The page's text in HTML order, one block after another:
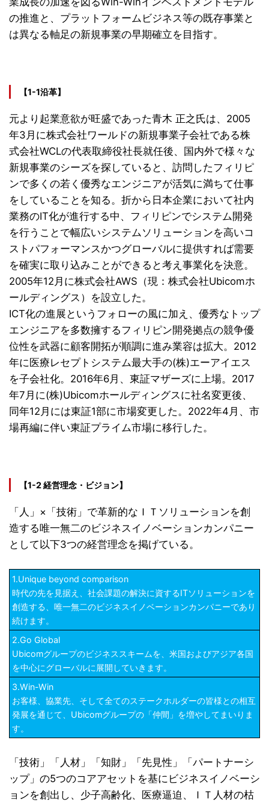
の推進と、プラットフォームビジネス等の既存事業と
は異なる軸足の新規事業の早期確立を目指す。
【1-1沿革】
元より起業意欲が旺盛であった青木 正之氏は、2005
年3月に株式会社ワールドの新規事業子会社である株
式会社WCLの代表取締役社長就任後、国内外で様々な
新規事業のシーズを探していると、訪問したフィリピ
ンで多くの若く優秀なエンジニアが活気に満ちて仕事
をしていることを知る。折から日本企業において社内
業務のIT化が進行する中、フィリピンでシステム開発
を行うことで幅広いシステムソリューションを高いコ
ストパフォーマンスかつグローバルに提供すれば需要
を確実に取り込みことができると考え事業化を決意。
2005年12月に株式会社AWS（現：株式会社Ubicomホ
ールディングス）を設立した。
ICT化の進展というフォローの風に加え、優秀なトップ
エンジニアを多数擁するフィリピン開発拠点の競争優
位性を武器に顧客開拓が順調に進み業容は拡大。2012
年に医療レセプトシステム最大手の(株)エーアイエス
を子会社化。2016年6月、東証マザーズに上場。2017
年7月に(株)Ubicomホールディングスに社名変更後、
同年12月には東証1部に市場変更した。2022年4月、市
場再編に伴い東証プライム市場に移行した。
【1-2 経営理念・ビジョン】
「人」×「技術」で革新的なＩＴソリューションを創
造する唯一無二のビジネスイノベーションカンパニー
として以下3つの経営理念を掲げている。
1.Unique beyond comparison
時代の先を見据え、社会課題の解決に資するITソリューションを
創造する、唯一無二のビジネスイノベーションカンパニーであり
続けます。
2.Go Global
Ubicomグループのビジネススキームを、米国およびアジア各国
を中心にグローバルに展開していきます。
3.Win-Win
お客様、協業先、そして全てのステークホルダーの皆様との相互
発展を通じて、Ubicomグループの「仲間」を増やしてまいりま
す。
「技術」「人材」「知財」「先見性」「パートナーシ
ップ」の5つのコアアセットを基にビジネスイノベーシ
ョンを創出し、少子高齢化、医療逼迫、ＩＴ人材の枯